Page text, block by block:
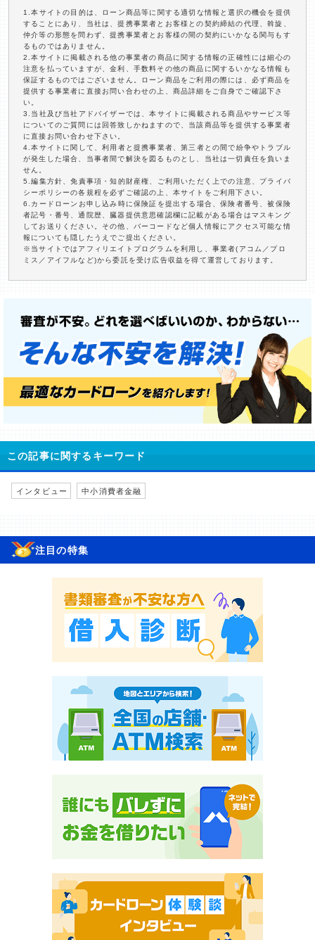
1.本サイトの目的は、ローン商品等に関する適切な情報と選択の機会を提供
することにあり、当社は、提携事業者とお客様との契約締結の代理、斡旋、
仲介等の形態を問わず、提携事業者とお客様の間の契約にいかなる関与もす
るものではありません。
2.本サイトに掲載される他の事業者の商品に関する情報の正確性には細心の
注意を払っていますが、金利、手数料その他の商品に関するいかなる情報も
保証するものではございません。ローン商品をご利用の際には、必ず商品を
提供する事業者に直接お問い合わせの上、商品詳細をご自身でご確認下さ
い。
3.当社及び当社アドバイザーでは、本サイトに掲載される商品やサービス等
についてのご質問には回答致しかねますので、当該商品等を提供する事業者
に直接お問い合わせ下さい。
4.本サイトに関して、利用者と提携事業者、第三者との間で紛争やトラブル
が発生した場合、当事者間で解決を図るものとし、当社は一切責任を負いま
せん。
5.編集方針、免責事項・知的財産権、ご利用いただく上での注意、プライバ
シーポリシーの各規程を必ずご確認の上、本サイトをご利用下さい。
6.カードローンお申し込み時に保険証を提出する場合、保険者番号、被保険
者記号・番号、通院歴、臓器提供意思確認欄に記載がある場合はマスキング
してお送りください。その他、バーコードなど個人情報にアクセス可能な情
報についても隠したうえでご提出ください。
※当サイトではアフィリエイトプログラムを利用し、事業者(アコム／プロ
ミス／アイフルなど)から委託を受け広告収益を得て運営しております。
この記事に関するキーワード
インタビュー 中小消費者金融
注目の特集